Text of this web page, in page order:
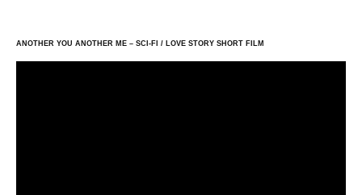
ANOTHER YOU ANOTHER ME – SCI-FI / LOVE STORY SHORT FILM